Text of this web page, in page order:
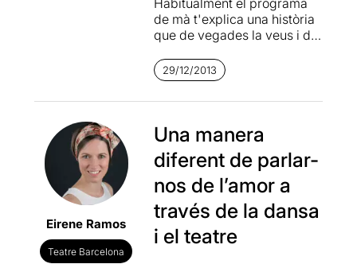
de mà t'explica una història
que de vegades la veus i de
imprescindible és
emocionar-se. Si t'arriba és
que l'has entès, s'adapti o
que t'han donat junt amb les
entrades. Això és el que
m'ha passat avui. La música
de la
Clara Peya , la
coreografia d'Ariadna Peya
i la direcció de
Miriam
Escurriola
fons del cor. Penso, doncs,
29/12/2013
Eirene Ramos
Teatre Barcelona
Una manera
diferent de parlar-
nos de l’amor a
través de la dansa
i el teatre